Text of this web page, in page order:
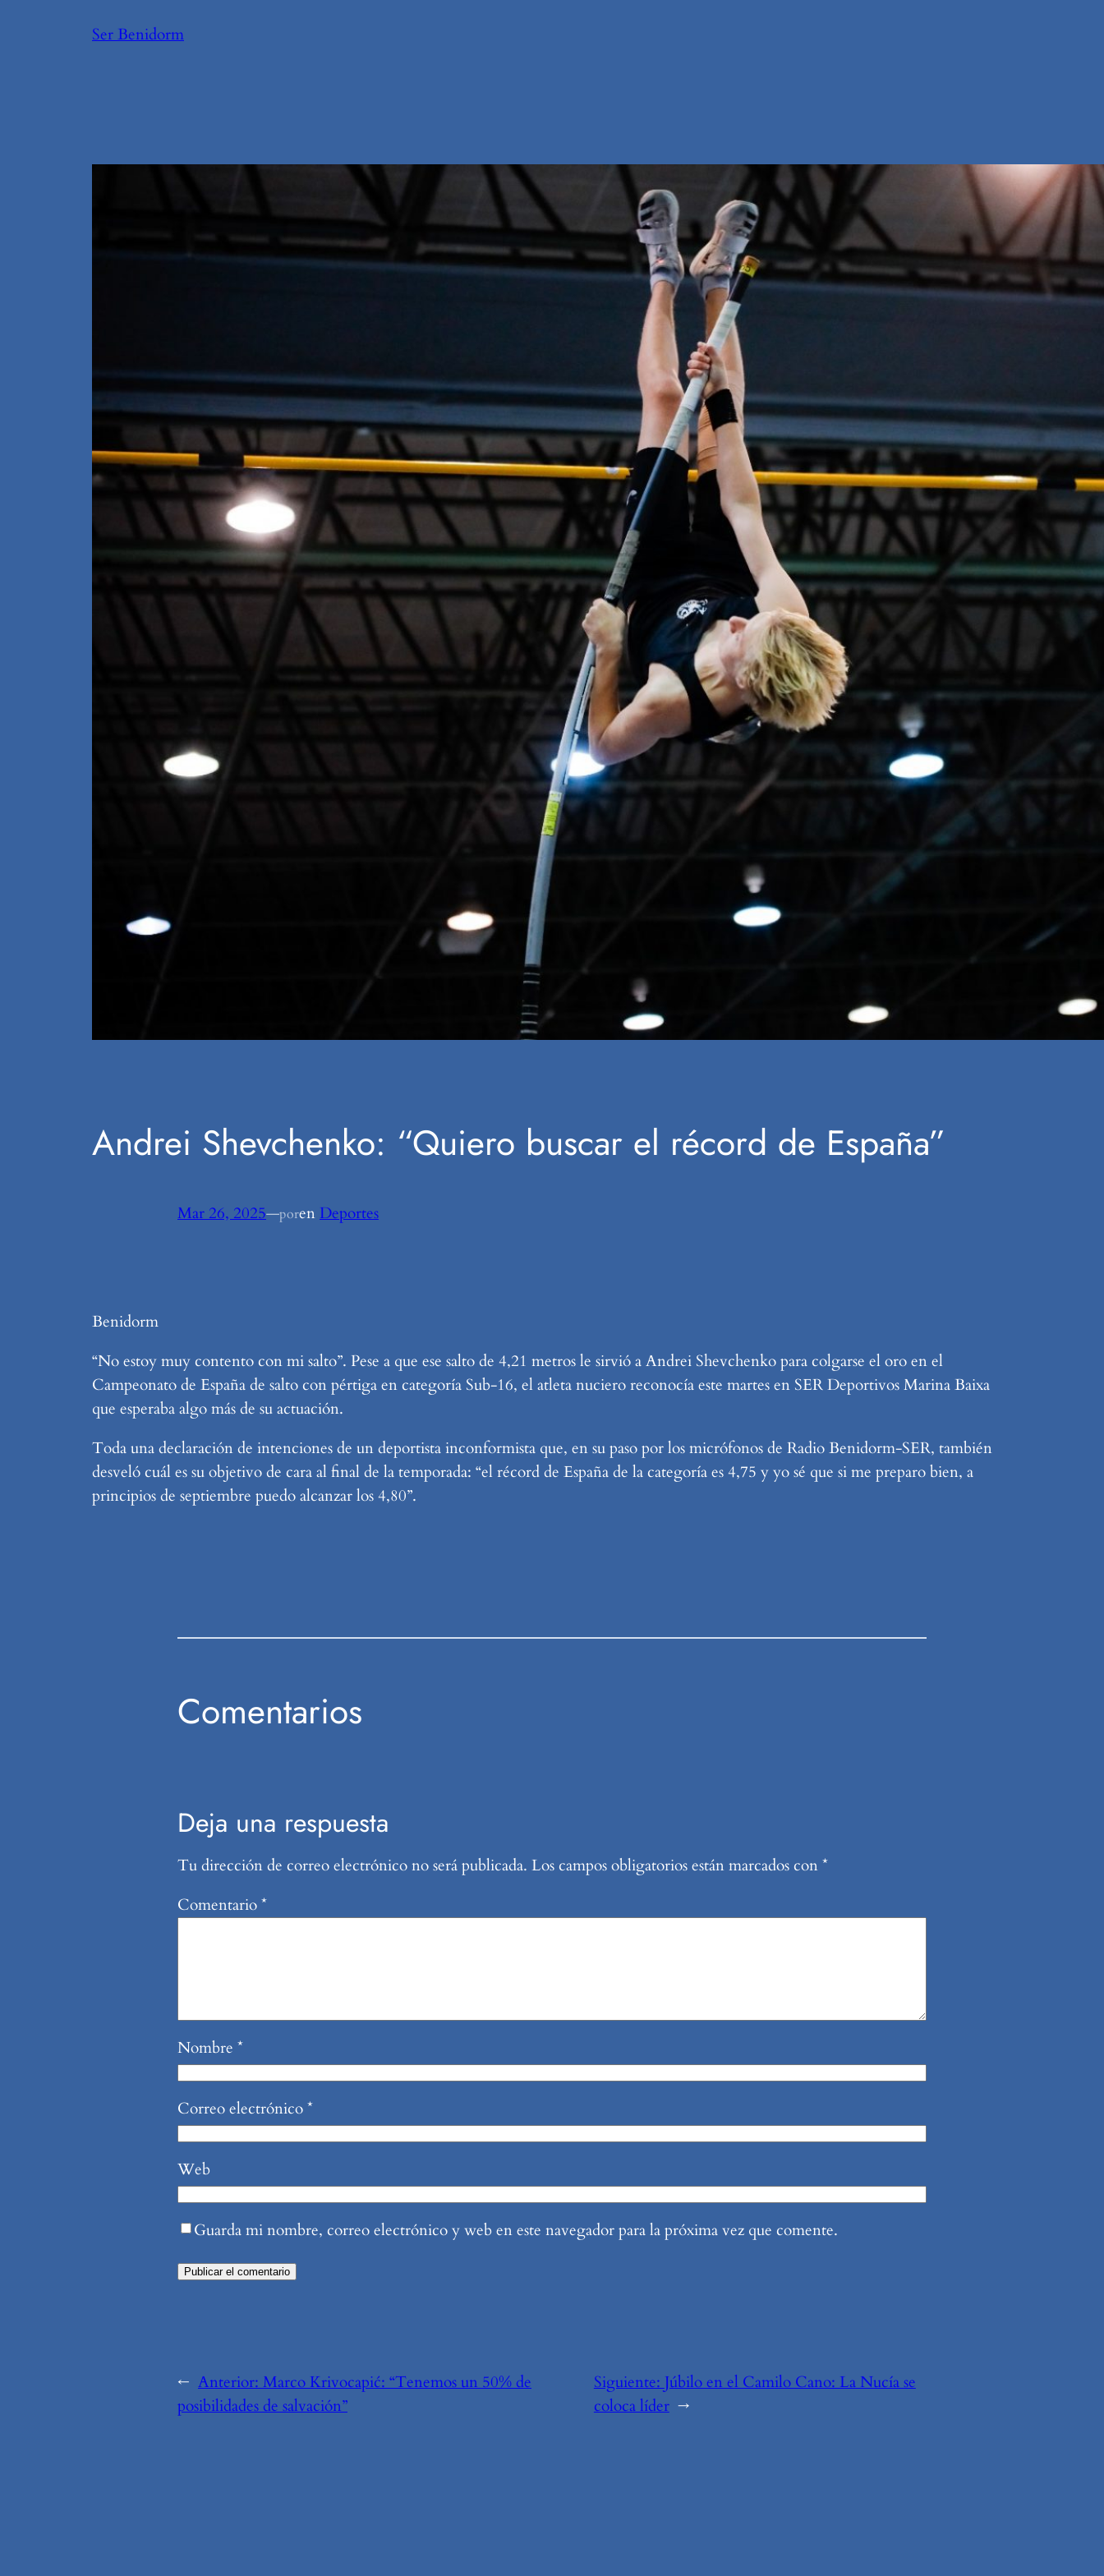
Ser Benidorm
Andrei Shevchenko: “Quiero buscar el récord de España”
Mar 26, 2025—poren Deportes
Benidorm
“No estoy muy contento con mi salto”. Pese a que ese salto de 4,21 metros le sirvió a Andrei Shevchenko para colgarse el oro en el
Campeonato de España de salto con pértiga en categoría Sub-16, el atleta nuciero reconocía este martes en SER Deportivos Marina Baixa
que esperaba algo más de su actuación.
Toda una declaración de intenciones de un deportista inconformista que, en su paso por los micrófonos de Radio Benidorm-SER, también
desveló cuál es su objetivo de cara al final de la temporada: “el récord de España de la categoría es 4,75 y yo sé que si me preparo bien, a
principios de septiembre puedo alcanzar los 4,80”.
Comentarios
Deja una respuesta
Tu dirección de correo electrónico no será publicada. Los campos obligatorios están marcados con*
Comentario*
Nombre *
Correo electrónico*
Web
Guarda mi nombre, correo electrónico y web en este navegador para la próxima vez que comente.
← Anterior: Marco Krivocapić: “Tenemos un 50% de
posibilidades de salvación”
Siguiente: Júbilo en el Camilo Cano: La Nucía se
coloca líder →